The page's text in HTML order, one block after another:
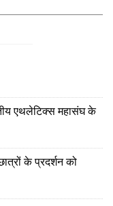
एथलेटिक्स महासंघ के
के प्रदर्शन को